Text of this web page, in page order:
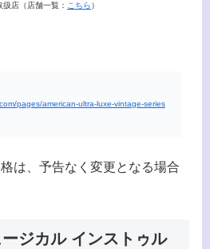
店（店舗一覧： こちら）
pages/american-ultra-luxe-vintage-series
は、予告なく変更となる場合
ジカル インストゥル